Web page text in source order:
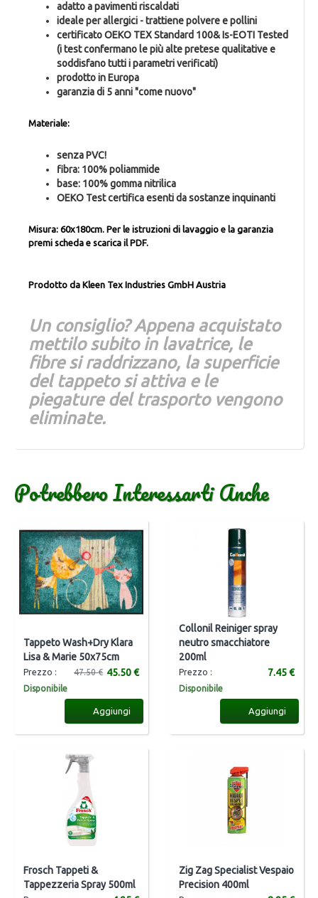
adatto a pavimenti riscaldati
ideale per allergici - trattiene polvere e pollini
certificato OEKO TEX Standard 100& Is-EOTI Tested
(i test confermano le più alte pretese qualitative e
soddisfano tutti i parametri verificati)
prodotto in Europa
garanzia di 5 anni "come nuovo"
Materiale:
senza PVC!
fibra: 100% poliammide
base: 100% gomma nitrilica
OEKO Test certifica esenti da sostanze inquinanti
Misura: 60x180cm. Per le istruzioni di lavaggio e la garanzia
premi scheda e scarica il PDF.
Prodotto da Kleen Tex Industries GmbH Austria
Un consiglio? Appena acquistato
mettilo subito in lavatrice, le
fibre si raddrizzano, la superficie
del tappeto si attiva e le
piegature del trasporto vengono
eliminate.
Potrebbero Interessarti Anche
Tappeto Wash+Dry Klara
Lisa & Marie 50x75cm
Prezzo : 45.50 €
47.50 €
Disponibile
Aggiungi
Collonil Reiniger spray
neutro smacchiatore
200ml
Prezzo : 7.45 €
Disponibile
Aggiungi
Frosch Tappeti &
Tappezzeria Spray 500ml
Zig Zag Specialist Vespaio
Precision 400ml